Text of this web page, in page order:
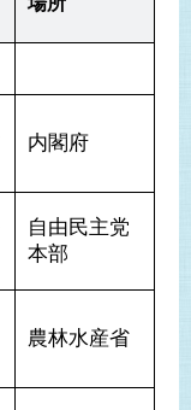
内閣府
自由民主党
本部
農林水産省